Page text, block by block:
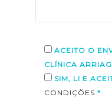
ACEITO O
CLÍNICA
SIM, LI E
CONDIÇÕES *